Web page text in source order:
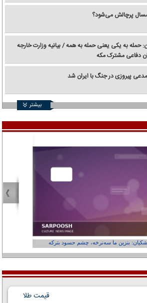
امسال پرچالش می‌شود؟
حمله به یکی یعنی حمله به همه / بیانیه وزارت خارجه
دفاعی مشترک مکه
مدعی پیروزی در جنگ با ایران شد
بیشتر
بنزین ما سه‌نرخه، چشم حسود بترکه
قیمت طلا